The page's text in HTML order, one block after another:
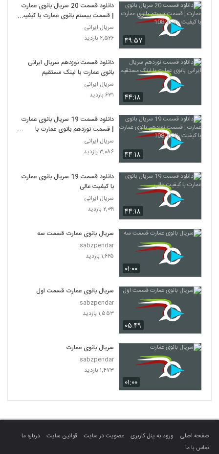
۴۹:۵۷
دانلود قسمت 20 سریال بانوی عمارت
| قسمت بیستم بانوی عمارت با کیفیت
بالا 1080p
سریال ایرانی
۲,۵۲۶ بازدید
۴۴:۱۸
دانلود قسمت نوزدهم سریال ایرانی
بانوی عمارت با لینک مستقیم
سریال ایرانی
۶۳۱ بازدید
۴۴:۱۸
دانلود قسمت 19 سریال بانوی عمارت
| قسمت نوزدهم بانوی عمارت با
کیفیت بالا 1080p
سریال ایرانی
۳,۰۸۶ بازدید
۴۴:۱۸
دانلود قسمت 19 سریال بانوی عمارت
با کیفیت عالی
سریال ایرانی
۲,۰۹۹ بازدید
۰۱:۰۰
سریال بانوی عمارت قسمت سه
sabzpendar
۱,۶۲۵ بازدید
۰۵:۴۹
سریال بانوی عمارت قسمت اول
sabzpendar
۱,۵۵۳ بازدید
۰۱:۰۰
سریال بانوی عمارت
sabzpendar
۱,۴۷۳ بازدید
صفحه اصلی ورود به پنل کاربری عضویت در سایت قوانین سایت
درباره ما
تماس با ما